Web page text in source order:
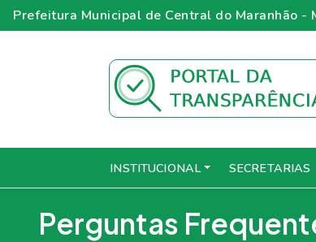
Prefeitura Municipal de Central do Maranhão -
INSTITUCIONAL SECRETARIAS
Perguntas